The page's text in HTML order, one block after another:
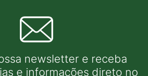
newsletter e receba
e informações direto no